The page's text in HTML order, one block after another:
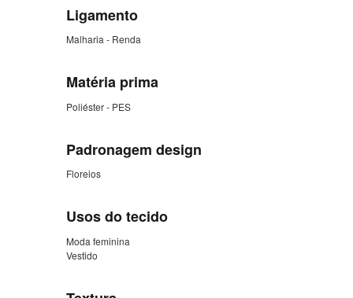
Ligamento
Malharia - Renda
Matéria prima
Poliéster - PES
Padronagem design
Floreios
Usos do tecido
Moda feminina
Vestido